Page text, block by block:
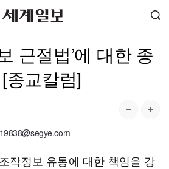
근절법’에 대한 종
종교칼럼]
작정보 유통에 대한 책임을 강